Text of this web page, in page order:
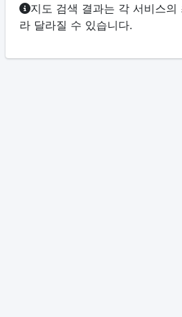
지도 검색 결과는 각 서비스의
라 달라질 수 있습니다.